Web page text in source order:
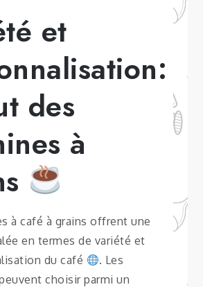
et
des
à
à café à grains offrent une
en termes de variété et
du café
. Les
choisir parmi un